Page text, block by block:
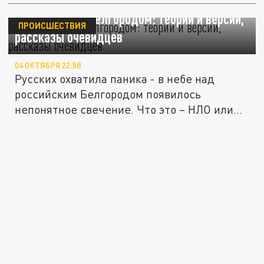
Свечение над Белгородом: теории и версии,
рассказы очевидцев
ПРОИСШЕСТВИЯ
04 ОКТЯБРЯ 22:58
Русских охватила паника - в небе над
российским Белгородом появилось
непонятное свечение. Что это – НЛО или...